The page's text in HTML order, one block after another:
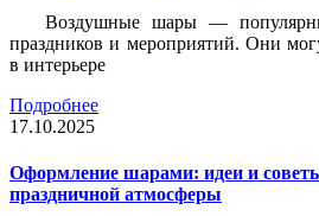
Воздушные шары —
праздников и мероприятий. Они
в интерьере
Подробнее
17.10.2025
Оформление шарами: идеи и
праздничной атмосферы